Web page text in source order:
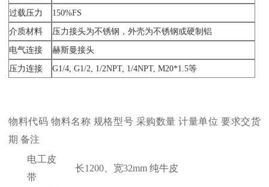
过载压力
150%FS
介质材料
压力接头为不锈钢，外壳为不锈钢或硬制铝
电气连接
赫斯曼接头
压力连接
G1/4, G1/2, 1/2NPT, 1/4NPT, M20*1.5等
物料代码 物料名称 规格型号 采购数量 计量单位 要求交货
期 备注
电工皮
带
长1200、宽32mm 纯牛皮